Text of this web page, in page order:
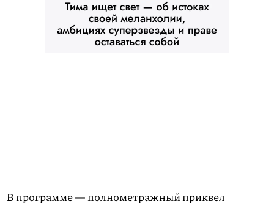
В программе — полнометражный приквел